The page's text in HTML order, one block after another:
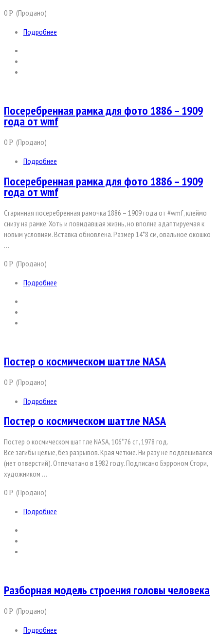
0Р (Продано)
Подробнее
Посеребренная рамка для фото 1886 – 1909
года от wmf
0Р (Продано)
Подробнее
Посеребренная рамка для фото 1886 – 1909
года от wmf
Старинная посеребренная рамочка 1886 – 1909 года от #wmf, клеймо
снизу на рамке. Хоть и повидавшая жизнь, но вполне адаптируемая к
новым условиям. Вставка обновлена. Размер 14*8 см, овальное окошко
…
0Р (Продано)
Подробнее
Постер о космическом шаттле NASA
0Р (Продано)
Подробнее
Постер о космическом шаттле NASA
Постер о космическом шаттле NASA, 106*76 ст, 1978 год.
Все загибы целые, без разрывов. Края четкие. Ни разу не подвешивался
(нет отверстий). Отпечатано в 1982 году. Подписано Бэрроном Стори,
художником …
0Р (Продано)
Подробнее
Разборная модель строения головы человека
0Р (Продано)
Подробнее